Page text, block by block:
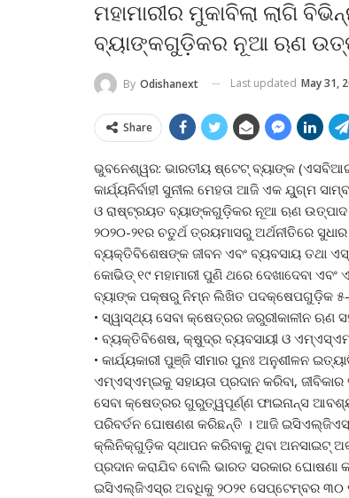
ମହାମାରୀର ମୁକାବିଲା ଲାଗି
ବ୍ୟାଙ୍କଗୁଡ଼ିକର ନୂଆ ଋଣ
By Odishanext Last updated May 31,
Share
ଭୁବନେଶ୍ୱର: ଭାରତୀୟ ଷ୍ଟେଟ୍‌ ବ୍ୟାଙ୍କ
କାର୍ଯ୍ୟନିର୍ବାହୀ ସୁନୀଲ ମେହତା ଆଜି ଏକ ଯୁ୍‌ଗ୍ମ
ଓ ରାଷ୍ଟ୍ରୟତ ବ୍ୟାଙ୍କଗୁଡ଼ିକର ନୂଆ ଋଣ
୨୦୨୦-୨୧ର ଚତୁର୍ଥ ତ୍ରୟମାସରୁ ଅର୍ଥନୀତିରେ
ବ୍ୟକ୍ତିବିଶେଷଙ୍କ ଜୀବନ ଏବଂ ବ୍ୟବସାୟ ତଥା
କୋଭିଡ୍‌ ୧୯ ମହାମାରୀ ପୁଣି ଥରେ ଦେଖାଦେବା
ବ୍ୟାଙ୍କ ପକ୍ଷରୁ ନିମ୍ନ ଲିଖିତ ପଦକ୍ଷେପଗୁଡ଼ିକ ୫-
• ସ୍ୱାସ୍ଥ୍ୟ ସେବା କ୍ଷେତ୍ରର ଜରୁରୀକାଳୀନ
• ବ୍ୟକ୍ତିବିଶେଷ, କ୍ଷୁଦ୍ର ବ୍ୟବସାୟୀ ଓ
• କାର୍ଯ୍ୟକାରୀ ପୁଞ୍ଜି ସୀମାର ପୁନଃ ଅନୁଶୀଳନ
ଏମ୍‌ଏସ୍‌ଏମ୍‌ଇକୁ ସହାୟତା ପ୍ରଦାନ କରିବା,
ସେବା କ୍ଷେତ୍ରର ଗୁରୁତ୍ୱପୂର୍ଣ୍ଣ ଫାଇନାନ୍ସ
ପରିବର୍ତନ ଘୋଷଣଶ କରିଛନ୍ତି । ଆଜି ଇସିଏଲ୍‌ଜିଏସ୍‌
କ୍ଲିନିକ୍‌ଗୁଡ଼ିକ ସ୍ଥାପନ କରିବାକୁ ଥିବା ଅନସାଇଟ୍‌
ପ୍ରଦାନ କରାଯିବ ବୋଲି ଭାରତ ସରକାର ଘୋଷଣା
ଇସିଏଲ୍‌ଜିଏସ୍‌ର ଅବଧିକୁ ୨୦୨୧ ସେପ୍ଟେମ୍ବର ୩୦